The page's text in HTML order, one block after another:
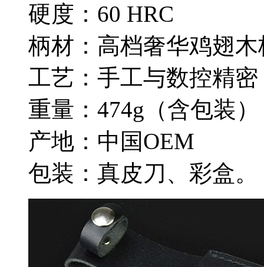
硬度：60 HRC
柄材：高档奢华鸡翅木
工艺：手工与数控精密
重量：474g（含包装）
产地：中国OEM
包装：真皮刀、彩盒。